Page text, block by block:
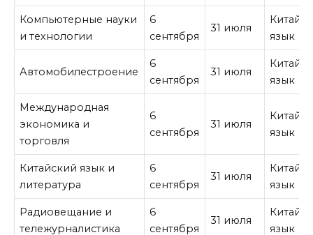
Компьютерные науки
и технологии
6
сентября
31 июля
язык
Автомобилестроение
6
сентября
31 июля
язык
Международная
экономика и
торговля
6
сентября
31 июля
язык
Китайский язык и
литература
6
сентября
31 июля
язык
Радиовещание и
тележурналистика
6
сентября
31 июля
язык